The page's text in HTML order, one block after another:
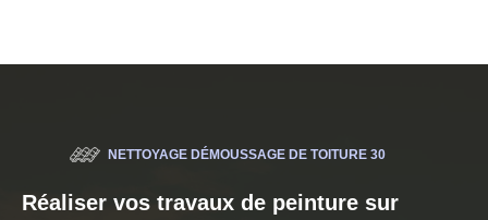
NETTOYAGE DÉMOUSSAGE DE TOITURE 30
Réaliser vos travaux de peinture sur